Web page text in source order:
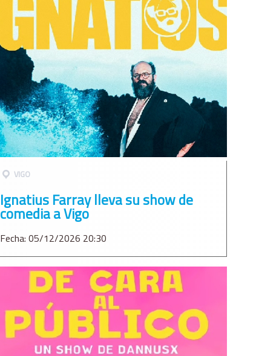
VIGO
Ignatius Farray lleva su show de
comedia a Vigo
Fecha: 05/12/2026 20:30